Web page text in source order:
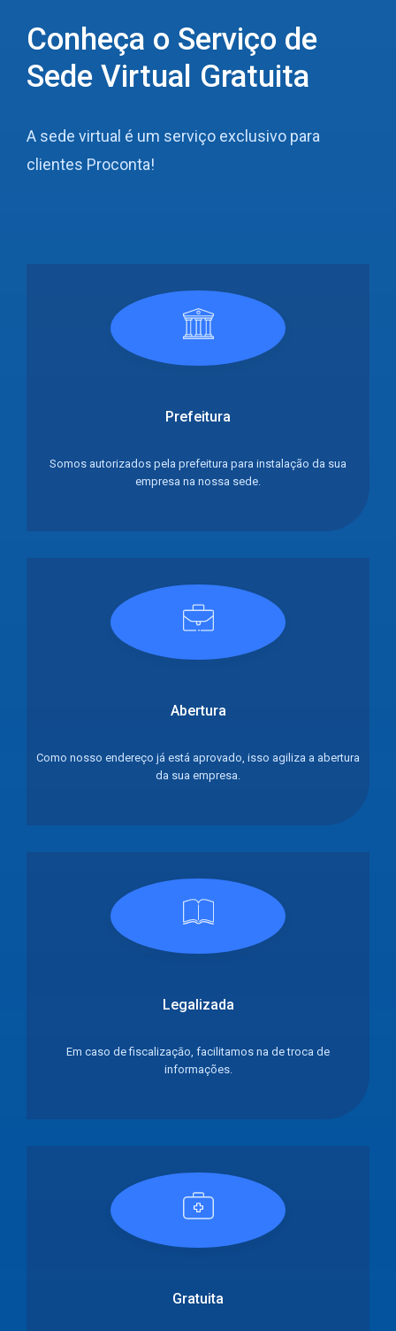
Conheça o Serviço de
Sede Virtual Gratuita
A sede virtual é um serviço exclusivo para
clientes Proconta!
Prefeitura
Somos autorizados pela prefeitura para instalação da sua
empresa na nossa sede.
Abertura
Como nosso endereço já está aprovado, isso agiliza a abertura
da sua empresa.
Legalizada
Em caso de fiscalizaçāo, facilitamos na de troca de
informações.
Gratuita